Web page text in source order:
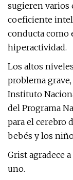
sugieren varios
coeficiente
conducta como
hiperactividad.
Los altos
problema
Instituto
del Programa
para el cerebro
bebés y los
Grist agradece
uno.